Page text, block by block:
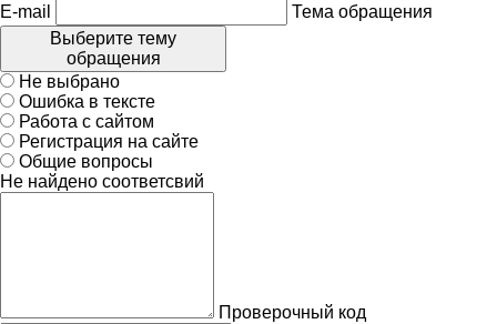
E-mail
Тема обращения
Выберите тему
обращения
Не выбрано
Ошибка в тексте
Работа с сайтом
Регистрация на сайте
Общие вопросы
Не найдено соответсвий
Проверочный код